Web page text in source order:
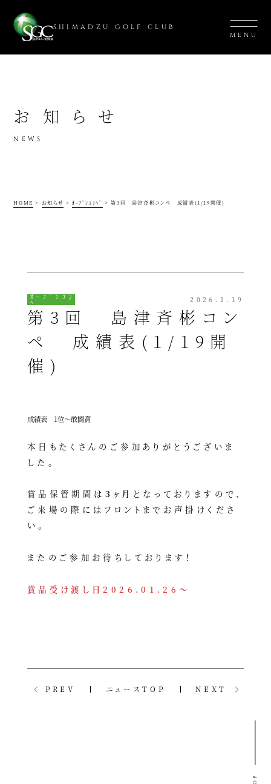
SHIMADZU GOLF CLUB
MENU
お知らせ
NEWS
HOME > お知らせ > ｵｰﾌﾟﾝｺﾝﾍﾟ >第3回 島津斉彬コンペ 成績表(1/19開催)
ｵｰﾌﾟﾝｺﾝ
ﾍﾟ
第3回 島津斉彬コン
ペ 成績表(1/19開
催)
2026.1.19
成績表 1位～敢闘賞
本日もたくさんのご参加ありがとうございま
した。
賞品保管期間は ３ヶ月 となっておりますので、
ご来場の際にはフロントまでお声掛けくださ
い。
またのご参加お待ちしております！
賞品受け渡し日2026.01.26～
PREV ニュースTOP NEXT